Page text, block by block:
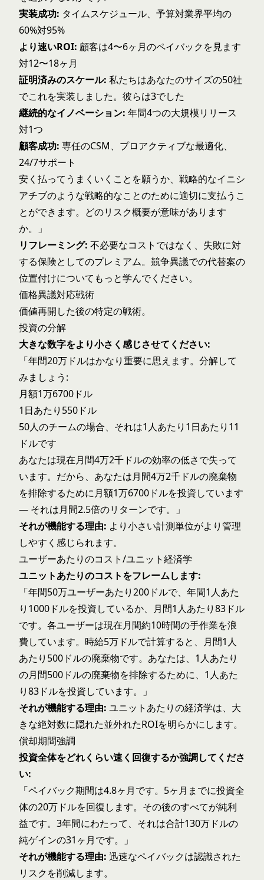
実装成功: タイムスケジュール、予算対業界平均の
60%対95%
より速いROI: 顧客は4〜6ヶ月のペイバックを見ます
対12〜18ヶ月
証明済みのスケール: 私たちはあなたのサイズの50社
でこれを実装しました。彼らは3でした
継続的なイノベーション: 年間4つの大規模リリース
対1つ
顧客成功: 専任のCSM、プロアクティブな最適化、
24/7サポート
安く払ってうまくいくことを願うか、戦略的なイニシ
アチブのような戦略的なことのために適切に支払うこ
とができます。どのリスク概要が意味があります
か。」
リフレーミング: 不必要なコストではなく、失敗に対
する保険としてのプレミアム。 競争異議での代替案の
位置付けについてもっと学んでください。
価格異議対応戦術
価値再開した後の特定の戦術。
投資の分解
大きな数字をより小さく感じさせてください:
「年間20万ドルはかなり重要に思えます。分解して
みましょう:
月額1万6700ドル
1日あたり550ドル
50人のチームの場合、それは1人あたり1日あたり11
ドルです
あなたは現在月間4万2千ドルの効率の低さで失って
います。だから、あなたは月間4万2千ドルの廃棄物
を排除するために月額1万6700ドルを投資しています
— それは月間2.5倍のリターンです。」
それが機能する理由: より小さい計測単位がより管理
しやすく感じられます。
ユーザーあたりのコスト/ユニット経済学
ユニットあたりのコストをフレームします:
「年間50万ユーザーあたり200ドルで、年間1人あた
り1000ドルを投資しているか、月間1人あたり83ドル
です。各ユーザーは現在月間約10時間の手作業を浪
費しています。時給5万ドルで計算すると、月間1人
あたり500ドルの廃棄物です。あなたは、1人あたり
の月間500ドルの廃棄物を排除するために、1人あた
り83ドルを投資しています。」
それが機能する理由: ユニットあたりの経済学は、大
きな絶対数に隠れた並外れたROIを明らかにします。
償却期間強調
投資全体をどれくらい速く回復するか強調してくださ
い:
「ペイバック期間は4.8ヶ月です。5ヶ月までに投資全
体の20万ドルを回復します。その後のすべてが純利
益です。3年間にわたって、それは合計130万ドルの
純ゲインの31ヶ月です。」
それが機能する理由: 迅速なペイバックは認識された
リスクを削減します。